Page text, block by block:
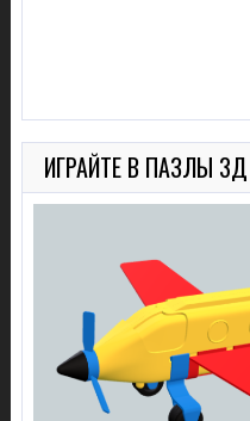
ИГРАЙТЕ В ПАЗЛЫ